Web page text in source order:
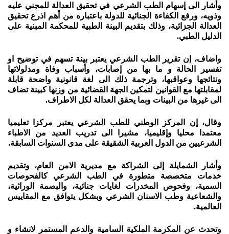
وأشار الى إسهام الطب الشرعي في تحقيق العدالة للمجني عليه
وذويه، ورفع الكفاءة الجنائية للدولة باعتباره من أهم اذرع تحقيق
العدالة الجزائية، وذلك بتقديم البينة الطبية للمحكمة المبنية على
الدليل الطبي.
واضاف، إن تقرير الطب الشرعي يعتبر بينة تسهم في توضيح او
تفسير الحالة و ما بها من إصابات، وأسباب وفاة ومدلولاتها
ونتائجها وعواقبها، وترجمة ذلك الى لغة قانونية واضحة قابلة
لمقابلتها مع القوانين لتمكين الجهة القضائية من وزنها كبينة تضاف
الى غيرها من البينات وبما يحقق العدالة لكل الاطراف.
وقال، إن المركز الوطني للطب الشرعي يعتبر مركزا تعليميا
معتمدا محليا وإقليميا، مشيرا الى تدريب العديد من الاطباء
الشرعيين من الدول العربية الشقيقة على مدى السنوات السابقة.
وأشار الشمايلة إلى الشراكة مع مديرية الامن العام، وتقديم
خدمات متخصصة متطورة في الطب الشرعي كالفحوصات
السمية، وفحوص المخدرات لغايات جنائية، والبصمة الوراثية،
والشعاعية وطب الاسنان الشرعي وبشكل يتوافق مع المقاييس
العالمية.
وتحدث عن المكرمة الملكية السامية والدعم المستمر لانشاء و